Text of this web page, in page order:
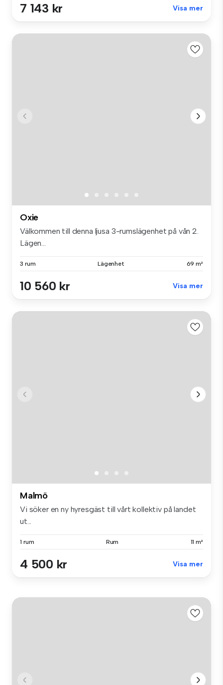
7 143 kr Visa mer
Oxie
Välkommen till denna ljusa 3-rumslägenhet på vån 2.
Lägen...
3 rum Lägenhet 69 m²
10 560 kr Visa mer
Malmö
Vi söker en ny hyresgäst till vårt kollektiv på landet
ut...
1 rum Rum 11 m²
4 500 kr Visa mer